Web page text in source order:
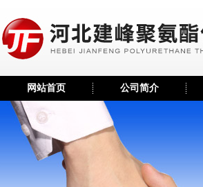
网站首页 公司简介